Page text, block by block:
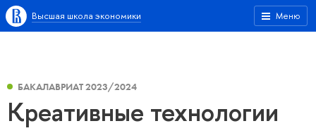
Меню
Высшая школа экономики
БАКАЛАВРИАТ 2023/2024
Креативные технологии